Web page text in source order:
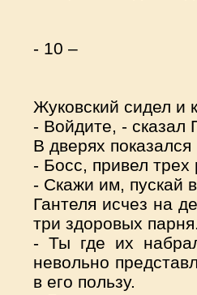
- 10 –
Жуковский сидел и
- Войдите, - сказал
В дверях
- Босс, привел трех
- Скажи им, пускай
Гантеля исчез на
три здоровых
- Ты где их
невольно
в его пользу.